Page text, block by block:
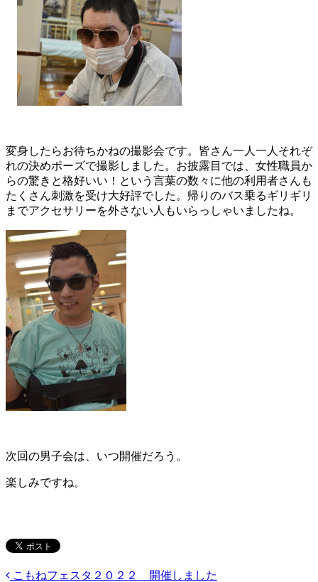
変身したらお待ちかねの撮影会です。皆さん一人一人それぞ
れの決めポーズで撮影しました。お披露目では、女性職員か
らの驚きと格好いい！という言葉の数々に他の利用者さんも
たくさん刺激を受け大好評でした。帰りのバス乗るギリギリ
までアクセサリーを外さない人もいらっしゃいましたね。
次回の男子会は、いつ開催だろう。
楽しみですね。
こもねフェスタ２０２２ 開催しました